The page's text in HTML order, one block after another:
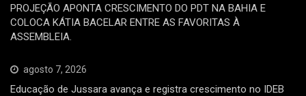
PROJEÇÃO APONTA CRESCIMENTO DO PDT NA BAHIA E
COLOCA KÁTIA BACELAR ENTRE AS FAVORITAS À
ASSEMBLEIA.
agosto 7, 2026
Educação de Jussara avança e registra crescimento no IDEB